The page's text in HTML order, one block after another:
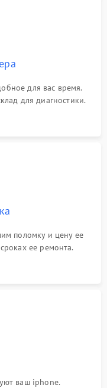
для вас время.
для диагностики.
поломку и цену ее
ее ремонта.
ваш iphone.